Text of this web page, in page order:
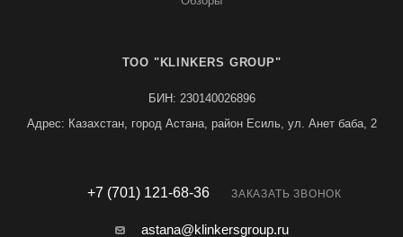
TOO "KLINKERS GROUP"
БИН: 230140026896
Адрес: Казахстан, город Астана, район Есиль, ул. Анет баба, 2
+7 (701) 121-68-36 ЗАКАЗАТЬ ЗВОНОК
astana@klinkersgroup.ru